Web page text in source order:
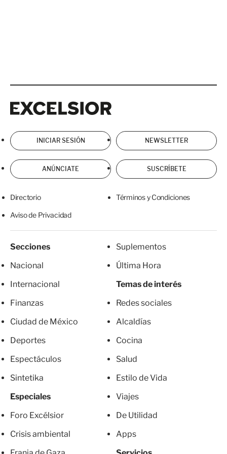
INICIAR SESIÓN NEWSLETTER
ANÚNCIATE SUSCRÍBETE
Directorio Términos y Condiciones
Aviso de Privacidad
Secciones
Nacional
Internacional
Finanzas
Ciudad de México
Deportes
Espectáculos
Sintetika
Especiales
Foro Excélsior
Crisis ambiental
Suplementos
Última Hora
Temas de interés
Redes sociales
Alcaldías
Cocina
Salud
Estilo de Vida
Viajes
De Utilidad
Apps